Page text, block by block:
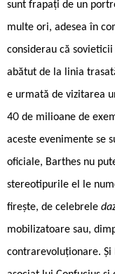
sunt frapați de un
multe ori, adesea în
considerau că
abătut de la linia
e urmată de vizitarea
40 de milioane de
aceste evenimente se
oficiale, Barthes nu
stereotipurile el le
firește, de celebrele
mobilizatoare sau,
contrarevoluționare. Și